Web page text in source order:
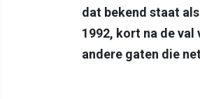
dat bekend staat
1992, kort na de
andere gaten die